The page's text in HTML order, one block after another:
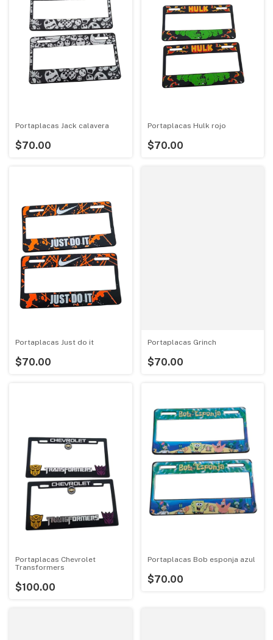
Portaplacas Jack calavera
$70.00
Portaplacas Hulk rojo
$70.00
Portaplacas Just do it
$70.00
Portaplacas Grinch
$70.00
Portaplacas Chevrolet
Transformers
$100.00
Portaplacas Bob esponja azul
$70.00